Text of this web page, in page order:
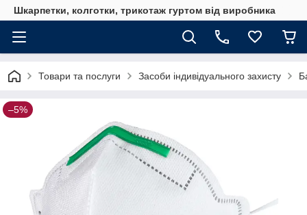
Шкарпетки, колготки, трикотаж гуртом від виробника
Товари та послуги Засоби індивідуального захисту
–5%